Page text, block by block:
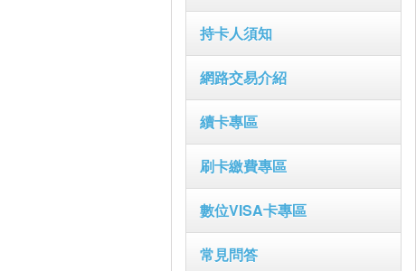
持卡人須知
網路交易介紹
續卡專區
刷卡繳費專區
數位VISA卡專區
常見問答